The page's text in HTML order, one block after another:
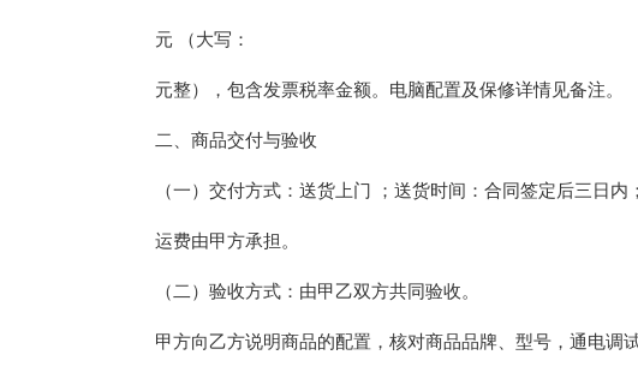
元 （大写：
元整），包含发票税率金额。电脑配置及保修详情见备注。
二、商品交付与验收
（一）交付方式：送货上门 ；送货时间：合同签定后三日内
运费由甲方承担。
（二）验收方式：由甲乙双方共同验收。
甲方向乙方说明商品的配置，核对商品品牌、型号，通电调